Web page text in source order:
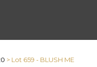
> Lot 659 - BLUSH ME